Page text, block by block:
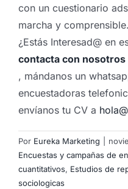
con un cuestionario
marcha y comprensible.
¿Estás Interesad@ en
contacta con
, mándanos un
encuestadoras
envíanos tu CV a
Por Eureka Marketing
Encuestas y campañas de
cuantitativos, Estudios de
sociologicas